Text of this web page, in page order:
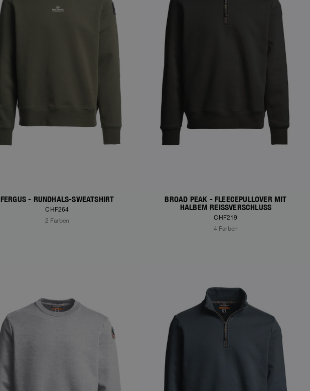
FERGUS - RUNDHALS-SWEATSHIRT
CHF264
2 Farben
BROAD PEAK - FLEECEPULLOVER MIT
HALBEM REISSVERSCHLUSS
CHF219
4 Farben